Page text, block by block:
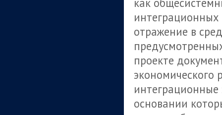
отражение в
проекте
экономического
основании